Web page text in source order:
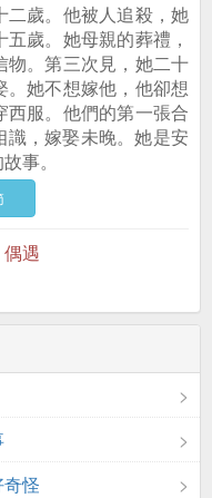
歲。他被人追殺，她
歲。她母親的葬禮，
。第三次見，她二十
她不想嫁他，他卻想
服。他們的第一張合
，嫁娶未晚。她是安
事。
遇
怪